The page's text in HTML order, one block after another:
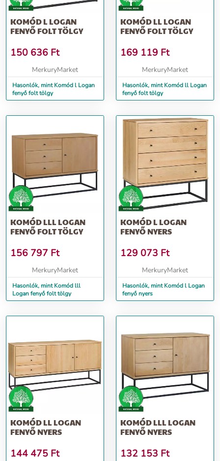
KOMÓD L LOGAN
FENYŐ FOLT TÖLGY
150 636 Ft
MerkuryMarket
Hasonlók, mint Komód l Logan
fenyő folt tölgy
KOMÓD LL LOGAN
FENYŐ FOLT TÖLGY
169 119 Ft
MerkuryMarket
Hasonlók, mint Komód ll Logan
fenyő folt tölgy
KOMÓD LLL LOGAN
FENYŐ FOLT TÖLGY
156 797 Ft
MerkuryMarket
Hasonlók, mint Komód lll
Logan fenyő folt tölgy
KOMÓD L LOGAN
FENYŐ NYERS
129 073 Ft
MerkuryMarket
Hasonlók, mint Komód l Logan
fenyő nyers
KOMÓD LL LOGAN
FENYŐ NYERS
144 475 Ft
KOMÓD LLL LOGAN
FENYŐ NYERS
132 153 Ft